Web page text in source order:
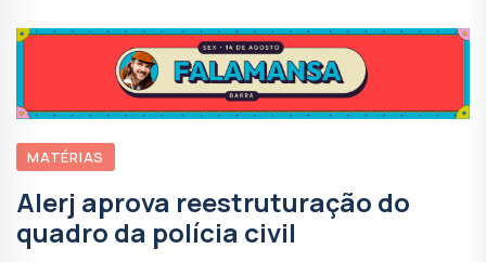
MATÉRIAS
Alerj aprova reestruturação do
quadro da polícia civil